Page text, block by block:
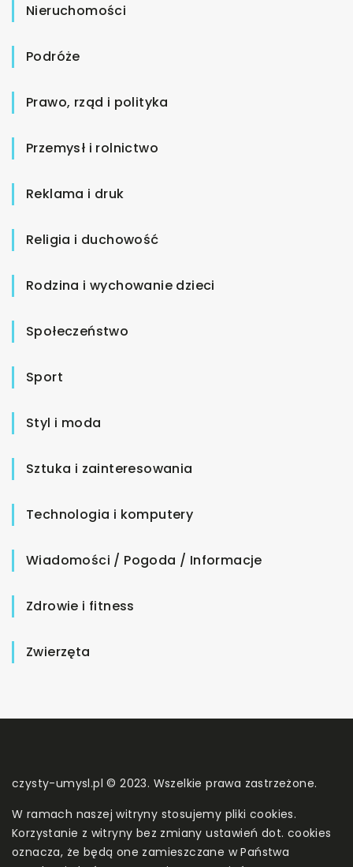
Nieruchomości
Podróże
Prawo, rząd i polityka
Przemysł i rolnictwo
Reklama i druk
Religia i duchowość
Rodzina i wychowanie dzieci
Społeczeństwo
Sport
Styl i moda
Sztuka i zainteresowania
Technologia i komputery
Wiadomości / Pogoda / Informacje
Zdrowie i fitness
Zwierzęta
czysty-umysl.pl © 2023. Wszelkie prawa zastrzeżone.
W ramach naszej witryny stosujemy pliki cookies.
Korzystanie z witryny bez zmiany ustawień dot. cookies
oznacza, że będą one zamieszczane w Państwa